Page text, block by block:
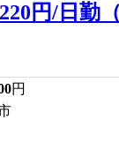
円/日勤
円